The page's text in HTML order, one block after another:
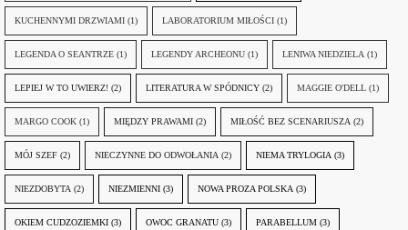
KUCHENNYMI DRZWIAMI (1) LABORATORIUM MIŁOŚCI (1)
LEGENDA O SEANTRZE (1) LEGENDY ARCHEONU (1) LENIWA NIEDZIELA (1)
LEPIEJ W TO UWIERZ! (2) LITERATURA W SPÓDNICY (2) MAGGIE O'DELL (1)
MARGO COOK (1) MIĘDZY PRAWAMI (2) MIŁOŚĆ BEZ SCENARIUSZA (2)
MÓJ SZEF (2) NIECZYNNE DO ODWOŁANIA (2) NIEMA TRYLOGIA (3)
NIEZDOBYTA (2) NIEZMIENNI (3) NOWA PROZA POLSKA (3)
OKIEM CUDZOZIEMKI (3) OWOC GRANATU (3) PARABELLUM (3)